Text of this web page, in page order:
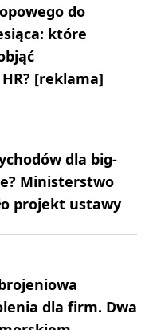
do
które
[reklama]
dla big-
Ministerstwo
projekt ustawy
dla firm. Dwa